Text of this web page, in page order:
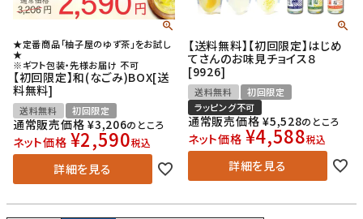
★定番商品「柚子屋のゆず茶」をお試し
★
※ギフト包装・先様お届け 不可
【初回限定】和(なごみ)BOX[送
料無料]
送料無料 初回限定
通常販売価格 ¥3,206のところ
ネット価格 ¥2,590税込
詳細を見る
【送料無料】【初回限定】はじめ
てさんのお味見チョイス８
[9926]
送料無料
初回限定
ラッピング不可
通常販売価格 ¥5,528のところ
ネット価格 ¥4,588税込
詳細を見る